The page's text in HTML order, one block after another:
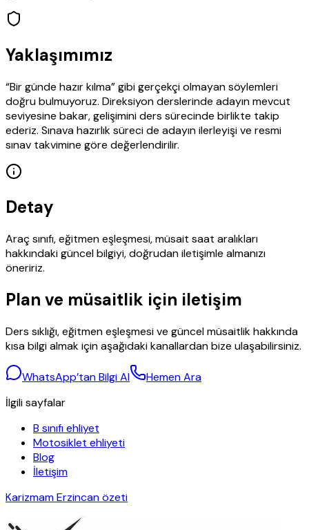
Yaklaşımımız
“Bir günde hazır kılma” gibi gerçekçi olmayan söylemleri
doğru bulmuyoruz. Direksiyon derslerinde adayın mevcut
seviyesine bakar, gelişimini ders sürecinde birlikte takip
ederiz. Sınava hazırlık süreci de adayın ilerleyişi ve resmi
sınav takvimine göre değerlendirilir.
Detay
Araç sınıfı, eğitmen eşleşmesi, müsait saat aralıkları
hakkındaki güncel bilgiyi, doğrudan iletişimle almanızı
öneririz.
Plan ve müsaitlik için iletişim
Ders sıklığı, eğitmen eşleşmesi ve güncel müsaitlik hakkında
kısa bilgi almak için aşağıdaki kanallardan bize ulaşabilirsiniz.
WhatsApp’tan Bilgi Al
Hemen Ara
İlgili sayfalar
B sınıfı ehliyet
Motosiklet ehliyeti
Blog
İletişim
Karizmam Erzincan özeti